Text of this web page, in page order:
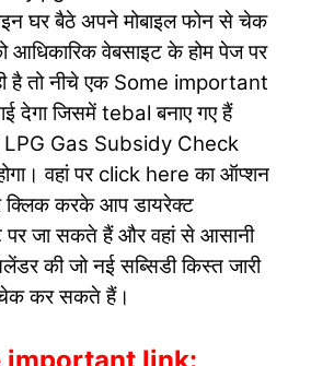
घर बैठे अपने मोबाइल फोन से चेक
वेबसाइट के होम पेज पर
है तो नीचे एक Some important
देगा जिसमें tebal बनाए गए हैं
LPG Gas Subsidy Check
वहां पर click here का ऑप्शन
क्लिक करके आप डायरेक्ट
पर जा सकते हैं और वहां से आसानी
की जो नई सब्सिडी किस्त जारी
कर सकते हैं।
important link: